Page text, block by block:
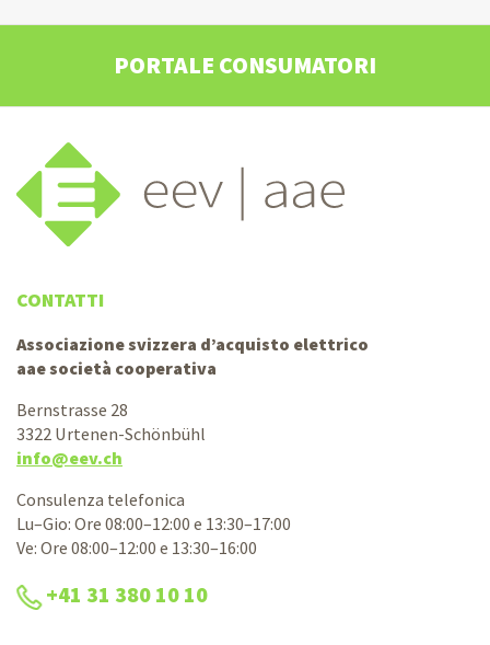
PORTALE CONSUMATORI
CONTATTI
Associazione svizzera d’acquisto elettrico
aae società cooperativa
Bernstrasse 28
3322 Urtenen-Schönbühl
info@eev.ch
Consulenza telefonica
Lu–Gio: Ore 08:00–12:00 e 13:30–17:00
Ve: Ore 08:00–12:00 e 13:30–16:00
+41 31 380 10 10